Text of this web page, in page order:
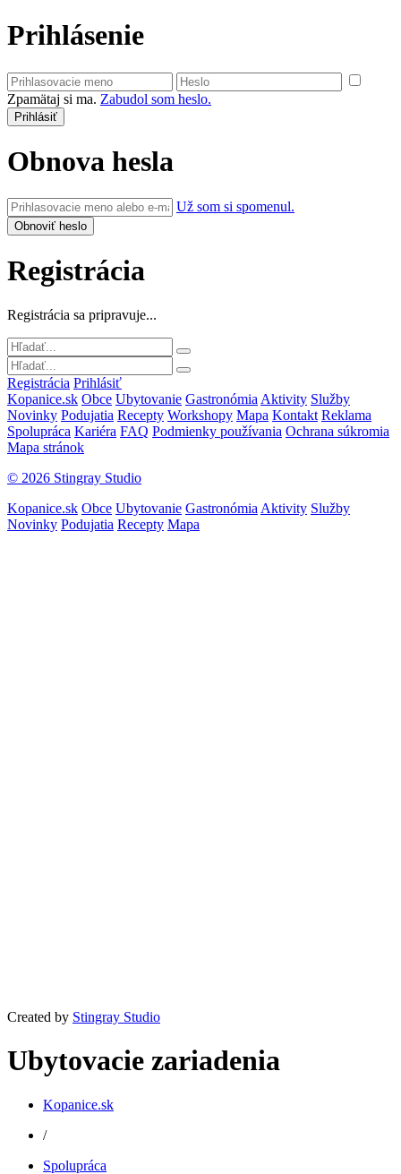
Prihlásenie
Zpamätaj si ma. Zabudol som heslo.
Obnova hesla
Už som si spomenul.
Registrácia
Registrácia sa pripravuje...
Registrácia Prihlásiť
Kopanice.sk Obce Ubytovanie Gastronómia Aktivity Služby
Novinky Podujatia Recepty Workshopy Mapa Kontakt Reklama
Spolupráca Kariéra FAQ Podmienky používania Ochrana súkromia
Mapa stránok
© 2026 Stingray Studio
Kopanice.sk Obce Ubytovanie Gastronómia Aktivity Služby
Novinky Podujatia Recepty Mapa
Created by Stingray Studio
Ubytovacie zariadenia
Kopanice.sk
/
Spolupráca